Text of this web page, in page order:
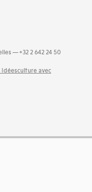
police (2)
— +32 2 642 24 50
avec